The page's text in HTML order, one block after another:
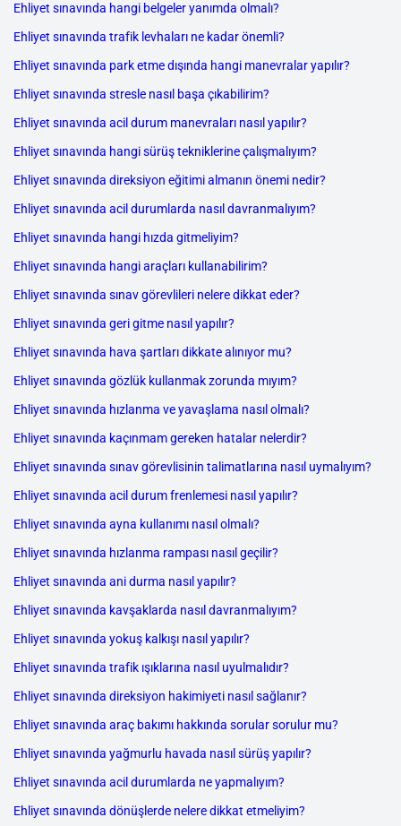
Ehliyet sınavında hangi belgeler yanımda olmalı?
Ehliyet sınavında trafik levhaları ne kadar önemli?
Ehliyet sınavında park etme dışında hangi manevralar yapılır?
Ehliyet sınavında stresle nasıl başa çıkabilirim?
Ehliyet sınavında acil durum manevraları nasıl yapılır?
Ehliyet sınavında hangi sürüş tekniklerine çalışmalıyım?
Ehliyet sınavında direksiyon eğitimi almanın önemi nedir?
Ehliyet sınavında acil durumlarda nasıl davranmalıyım?
Ehliyet sınavında hangi hızda gitmeliyim?
Ehliyet sınavında hangi araçları kullanabilirim?
Ehliyet sınavında sınav görevlileri nelere dikkat eder?
Ehliyet sınavında geri gitme nasıl yapılır?
Ehliyet sınavında hava şartları dikkate alınıyor mu?
Ehliyet sınavında gözlük kullanmak zorunda mıyım?
Ehliyet sınavında hızlanma ve yavaşlama nasıl olmalı?
Ehliyet sınavında kaçınmam gereken hatalar nelerdir?
Ehliyet sınavında sınav görevlisinin talimatlarına nasıl uymalıyım?
Ehliyet sınavında acil durum frenlemesi nasıl yapılır?
Ehliyet sınavında ayna kullanımı nasıl olmalı?
Ehliyet sınavında hızlanma rampası nasıl geçilir?
Ehliyet sınavında ani durma nasıl yapılır?
Ehliyet sınavında kavşaklarda nasıl davranmalıyım?
Ehliyet sınavında yokuş kalkışı nasıl yapılır?
Ehliyet sınavında trafik ışıklarına nasıl uyulmalıdır?
Ehliyet sınavında direksiyon hakimiyeti nasıl sağlanır?
Ehliyet sınavında araç bakımı hakkında sorular sorulur mu?
Ehliyet sınavında yağmurlu havada nasıl sürüş yapılır?
Ehliyet sınavında acil durumlarda ne yapmalıyım?
Ehliyet sınavında dönüşlerde nelere dikkat etmeliyim?